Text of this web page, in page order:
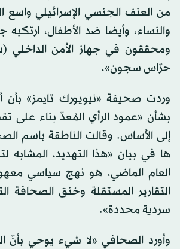
من العنف الجنسي الإسرائيلي واسع
والنساء، وأيضا ضد الأطفال،
ومحققون في جهاز الأمن الداخلي
حرّاس سجون».
وردت صحيفة «نيويورك تايمز» بأن
بشأن «عمود الرأي المُعدّ بناء على
إلى الأساس. وقالت الناطقة باسم
ها في بيان «هذا التهديد، المشابه
العام الماضي، هو نهج سياسي
التقارير المستقلة وخنق الصحافة
سردية محددة».
وأورد الصحافي «لا شيء يوحي بأنّ